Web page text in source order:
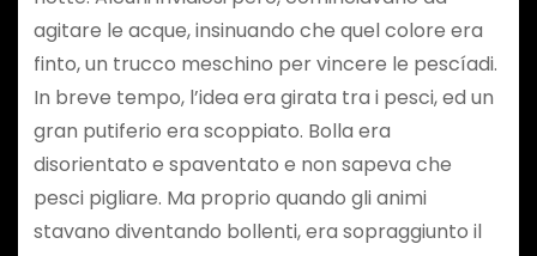
agitare le acque, insinuando che quel colore era
finto, un trucco meschino per vincere le pescíadi.
In breve tempo, l’idea era girata tra i pesci, ed un
gran putiferio era scoppiato. Bolla era
disorientato e spaventato e non sapeva che
pesci pigliare. Ma proprio quando gli animi
stavano diventando bollenti, era sopraggiunto il